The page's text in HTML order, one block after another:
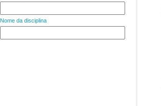
Nome da disciplina